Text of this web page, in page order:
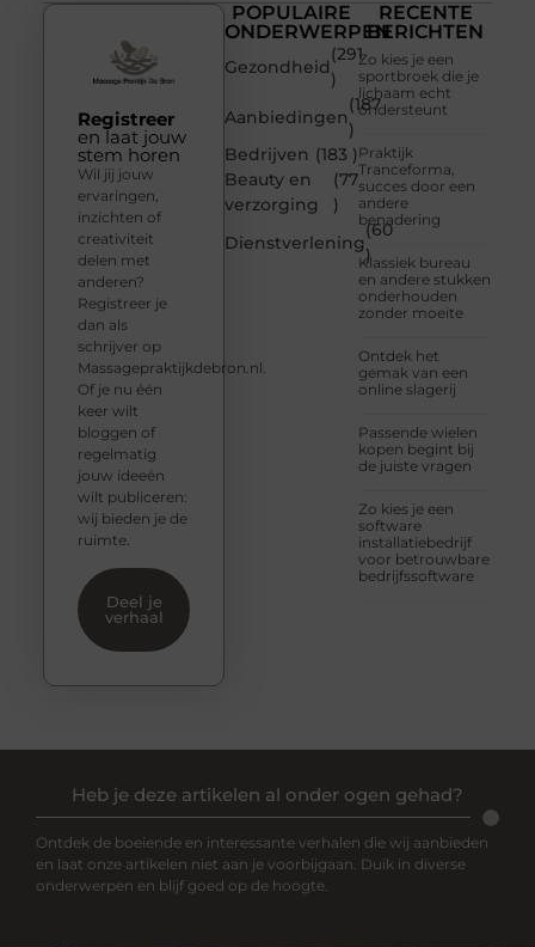
POPULAIRE
ONDERWERPEN
Gezondheid
(291
)
Aanbiedingen
(187
)
Bedrijven (183 )
Beauty en
verzorging
(77
)
Dienstverlening
(60
)
RECENTE
BERICHTEN
Zo kies je een
sportbroek die je
lichaam echt
ondersteunt
Praktijk
Tranceforma,
succes door een
andere
benadering
Klassiek bureau
en andere stukken
onderhouden
zonder moeite
Ontdek het
gemak van een
online slagerij
Passende wielen
kopen begint bij
de juiste vragen
Zo kies je een
software
installatiebedrijf
voor betrouwbare
bedrijfssoftware
Registreer
en laat jouw
stem horen
Wil jij jouw
ervaringen,
inzichten of
creativiteit
delen met
anderen?
Registreer je
dan als
schrijver op
Massagepraktijkdebron.nl.
Of je nu één
keer wilt
bloggen of
regelmatig
jouw ideeën
wilt publiceren:
wij bieden je de
ruimte.
Deel je
verhaal
Heb je deze artikelen al onder ogen gehad?
Ontdek de boeiende en interessante verhalen die wij aanbieden
en laat onze artikelen niet aan je voorbijgaan. Duik in diverse
onderwerpen en blijf goed op de hoogte.